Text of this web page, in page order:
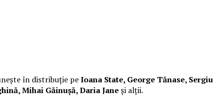
în distribuție peIoana State, George Tănase, Sergiu
Mihai Găinușă, Daria Janeși alții.